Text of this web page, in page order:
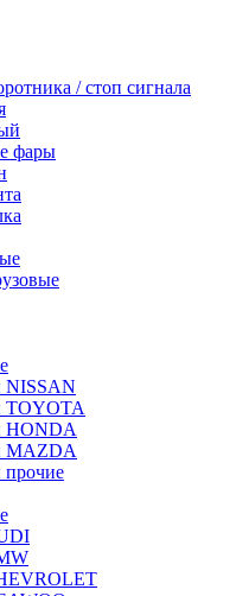
/ стоп сигнала
фары
NISSAN
TOYOTA
HONDA
MAZDA
прочие